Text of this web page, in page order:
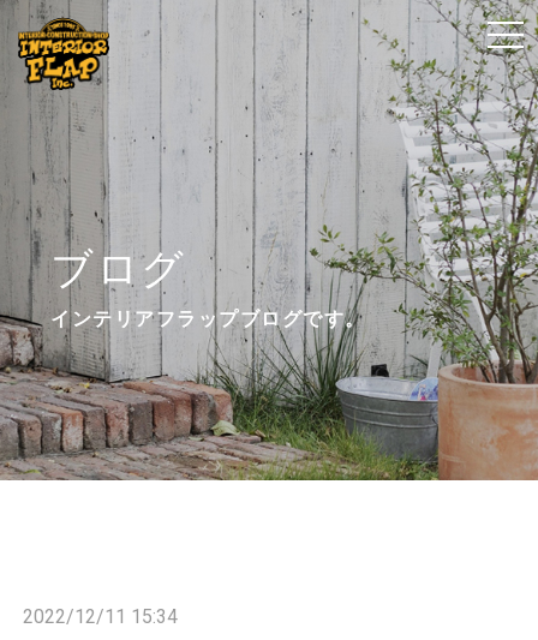
ブログ
インテリアフラップブログです。
2022/12/11 15:34
t
o
g
g
l
e
n
a
v
i
g
a
t
t
o
g
g
l
e
n
a
v
i
g
a
t